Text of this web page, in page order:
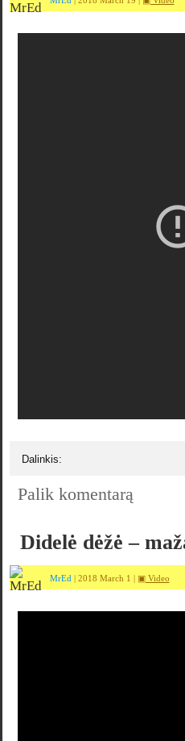
Dalinkis:
Palik komentarą
Didelė dėžė –
MrEd | 2018 March 1 | ▣ Video